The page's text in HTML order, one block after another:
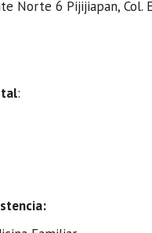
Norte 6 Pijijiapan, Col.
: